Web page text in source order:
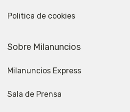
Politica de cookies
Sobre Milanuncios
Milanuncios Express
Sala de Prensa